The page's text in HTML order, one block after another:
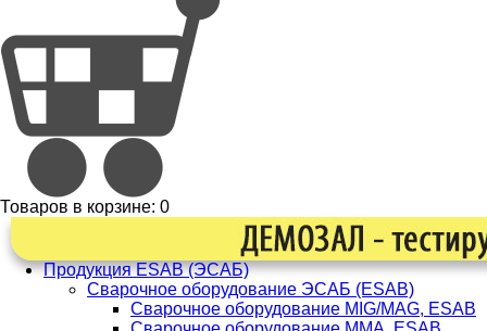
Товаров в корзине: 0
Продукция ESAB (ЭСАБ)
Сварочное оборудование ЭСАБ (ESAB)
Сварочное оборудование MIG/MAG, ESAB